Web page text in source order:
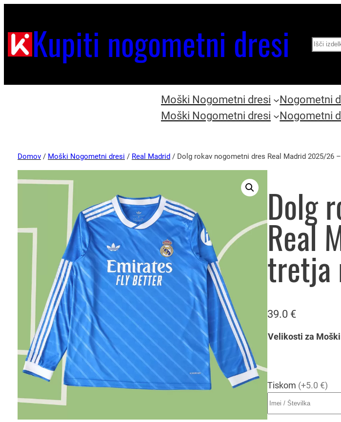
Kupiti nogometni dresi Search
Moški Nogometni dresi Nogometni
Moški Nogometni dresi
Nogometni
Domov / Moški Nogometni dresi / Real Madrid / Dolg rokav nogometni dres Real Madrid 2025/26
Dolg
Real
tretja
39.0 €
Velikosti za Moški
Tiskom (+5.0 €)